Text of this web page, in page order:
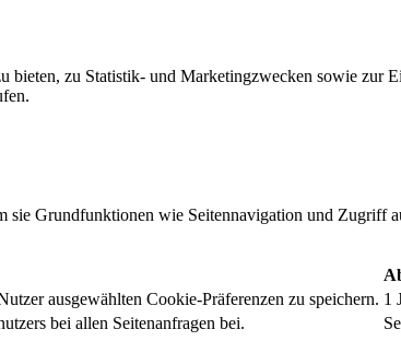
bieten, zu Statistik- und Marketingzwecken sowie zur
Grundfunktionen wie Seitennavigation und Zugriff
ausgewählten Cookie-Präferenzen zu speichern. 1
bei allen Seitenanfragen bei.